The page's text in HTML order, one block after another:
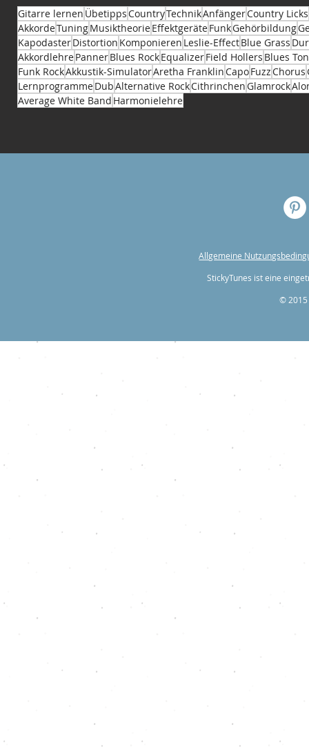
Gitarre lernen ÜbetippsCountryTechnikAnfängerCountry Licks
AkkordeTuningMusiktheorieEffektgeräteFunkGehörbildung
KapodasterDistortion Komponieren Leslie-EffectBlue Grass
AkkordlehrePannerBlues RockEqualizerField Hollers Blues
Funk RockAkkustik-SimulatorAretha FranklinCapoFuzzChorus
LernprogrammeDubAlternative RockCithrinchenGlamrock
Average White Band Harmonielehre
Allgemeine
StickyTunes ist eine
©